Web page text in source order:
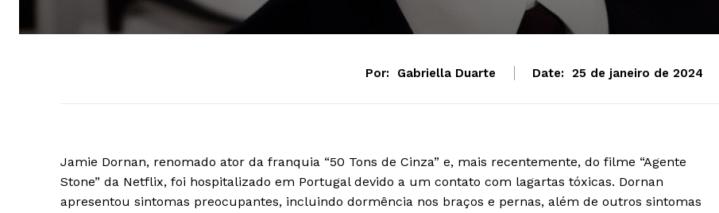
Por: Gabriella Duarte Date: 25 de janeiro de 2024
Jamie Dornan, renomado ator da franquia “50 Tons de Cinza” e, mais recentemente, do filme “Agente
Stone” da Netflix, foi hospitalizado em Portugal devido a um contato com lagartas tóxicas. Dornan
apresentou sintomas preocupantes, incluindo dormência nos braços e pernas, além de outros sintomas